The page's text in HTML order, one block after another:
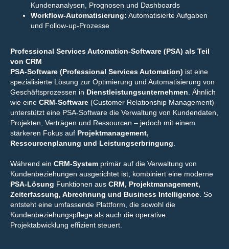
Kundenanalysen, Prognosen und Dashboards
Workflow-Automatisierung: Automatisierte Aufgaben
und Follow-up-Prozesse
Professional Services Automation-Software (PSA) als Teil
von CRM
PSA-Software (Professional Services Automation) ist eine
spezialisierte Lösung zur Optimierung und Automatisierung von
Geschäftsprozessen in Dienstleistungsunternehmen. Ähnlich
wie eine CRM-Software (Customer Relationship Management)
unterstützt eine PSA-Software die Verwaltung von Kundendaten,
Projekten, Verträgen und Ressourcen – jedoch mit einem
stärkeren Fokus auf Projektmanagement,
Ressourcenplanung und Leistungserbringung.
Während ein CRM-System primär auf die Verwaltung von
Kundenbeziehungen ausgerichtet ist, kombiniert eine moderne
PSA-Lösung Funktionen aus CRM, Projektmanagement,
Zeiterfassung, Abrechnung und Business Intelligence. So
entsteht eine umfassende Plattform, die sowohl die
Kundenbeziehungspflege als auch die operative
Projektabwicklung effizient steuert.